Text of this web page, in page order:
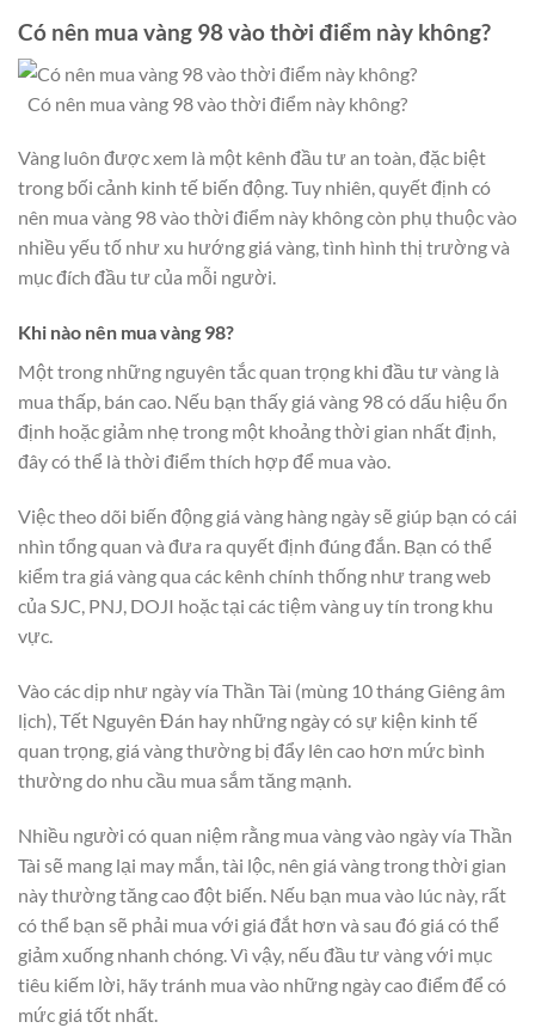
Có nên mua vàng 98 vào thời điểm này không?
Có nên mua vàng 98 vào thời điểm này không?
Vàng luôn được xem là một kênh đầu tư an toàn, đặc biệt
trong bối cảnh kinh tế biến động. Tuy nhiên, quyết định có
nên mua vàng 98 vào thời điểm này không còn phụ thuộc vào
nhiều yếu tố như xu hướng giá vàng, tình hình thị trường và
mục đích đầu tư của mỗi người.
Khi nào nên mua vàng 98?
Một trong những nguyên tắc quan trọng khi đầu tư vàng là
mua thấp, bán cao. Nếu bạn thấy giá vàng 98 có dấu hiệu ổn
định hoặc giảm nhẹ trong một khoảng thời gian nhất định,
đây có thể là thời điểm thích hợp để mua vào.
Việc theo dõi biến động giá vàng hàng ngày sẽ giúp bạn có cái
nhìn tổng quan và đưa ra quyết định đúng đắn. Bạn có thể
kiểm tra giá vàng qua các kênh chính thống như trang web
của SJC, PNJ, DOJI hoặc tại các tiệm vàng uy tín trong khu
vực.
Vào các dịp như ngày vía Thần Tài (mùng 10 tháng Giêng âm
lịch), Tết Nguyên Đán hay những ngày có sự kiện kinh tế
quan trọng, giá vàng thường bị đẩy lên cao hơn mức bình
thường do nhu cầu mua sắm tăng mạnh.
Nhiều người có quan niệm rằng mua vàng vào ngày vía Thần
Tài sẽ mang lại may mắn, tài lộc, nên giá vàng trong thời gian
này thường tăng cao đột biến. Nếu bạn mua vào lúc này, rất
có thể bạn sẽ phải mua với giá đắt hơn và sau đó giá có thể
giảm xuống nhanh chóng. Vì vậy, nếu đầu tư vàng với mục
tiêu kiếm lời, hãy tránh mua vào những ngày cao điểm để có
mức giá tốt nhất.